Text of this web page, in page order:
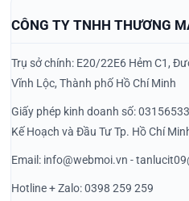
CÔNG TY TNHH THƯƠNG
Trụ sở chính: E20/22E6 Hẻm C1,
Vĩnh Lộc, Thành phố Hồ Chí Minh
Giấy phép kinh doanh số:
Kế Hoạch và Đầu Tư Tp. Hồ Chí
Email: info@webmoi.vn -
Hotline + Zalo: 0398 259 259